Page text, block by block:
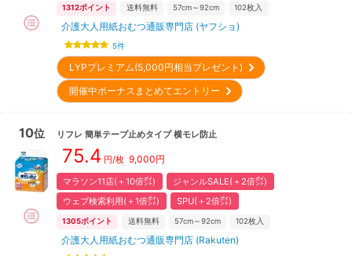
1312ポイント 送料無料 57cm～92cm 102枚入
介護大人用紙おむつ通販専門店 (ヤフショ)
5件
LYPプレミアム(5,000円相当プレゼント)
開催中ボーナスまとめてエントリー
10位 リフレ 簡単テープ止めタイプ 横モレ防止
75.4 円/枚 9,000円
マラソン11店(＋10倍㌽)
ジャンルSALE(＋2倍㌽)
ウェブ検索利用(＋1倍㌽)
SPU(＋2倍㌽)
1305ポイント 送料無料 57cm～92cm 102枚入
介護大人用紙おむつ通販専門店 (Rakuten)